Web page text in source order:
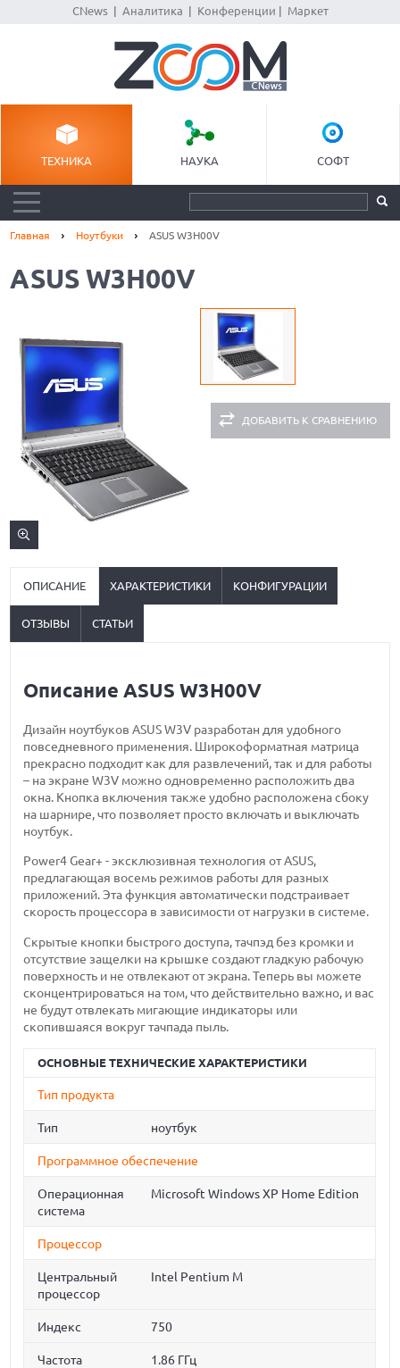
CNews| Аналитика Конференции Маркет
ТЕХНИКА НАУКА СОФТ
Главная Ноутбуки ASUS W3H00V
ASUS W3H00V
ДОБАВИТЬ К СРАВНЕНИЮ
ОПИСАНИЕ ХАРАКТЕРИСТИКИ КОНФИГУРАЦИИ
ОТЗЫВЫ СТАТЬИ
Описание ASUS W3H00V
Дизайн ноутбуков ASUS W3V разработан для удобного
повседневного применения. Широкоформатная матрица
прекрасно подходит как для развлечений, так и для работы
– на экране W3V можно одновременно расположить два
окна. Кнопка включения также удобно расположена сбоку
на шарнире, что позволяет просто включать и выключать
ноутбук.
Power4 Gear+ - эксклюзивная технология от ASUS,
предлагающая восемь режимов работы для разных
приложений. Эта функция автоматически подстраивает
скорость процессора в зависимости от нагрузки в системе.
Скрытые кнопки быстрого доступа, тачпэд без кромки и
отсутствие защелки на крышке создают гладкую рабочую
поверхность и не отвлекают от экрана. Теперь вы можете
сконцентрироваться на том, что действительно важно, и вас
не будут отвлекать мигающие индикаторы или
скопившаяся вокруг тачпада пыль.
ОСНОВНЫЕ ТЕХНИЧЕСКИЕ ХАРАКТЕРИСТИКИ
Тип продукта
Тип ноутбук
Программное обеспечение
Операционная
система
Microsoft Windows XP Home Edition
Процессор
Центральный
процессор
Intel Pentium M
Индекс 750
Частота
1.86 ГГц